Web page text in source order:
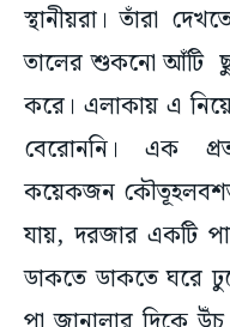
স্থানীয়রা। তাঁরা
তালের শুকনো আঁটি
করে। এলাকায় এ
বেরোননি। এক
কয়েকজন কৌতূহলবশত
যায়, দরজার একটি
ডাকতে ডাকতে ঘরে